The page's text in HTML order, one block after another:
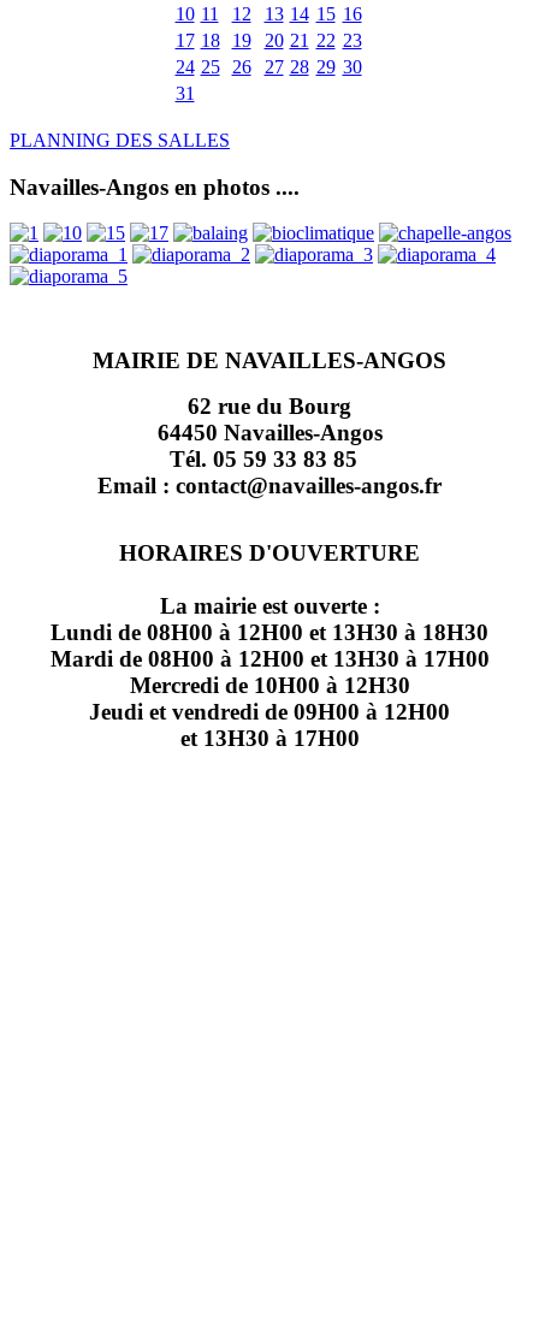
10 11 12 13 14 15 16
17 18 19 20 21 22 23
24 25 26 27 28 29 30
31
PLANNING DES SALLES
Navailles-Angos en photos ....
MAIRIE DE NAVAILLES-ANGOS
62 rue du Bourg
64450 Navailles-Angos
Tél. 05 59 33 83 85
Email : contact@navailles-angos.fr
HORAIRES D'OUVERTURE
La mairie est ouverte :
Lundi de 08H00 à 12H00 et 13H30 à 18H30
Mardi de 08H00 à 12H00 et 13H30 à 17H00
Mercredi de 10H00 à 12H30
Jeudi et vendredi de 09H00 à 12H00
et 13H30 à 17H00